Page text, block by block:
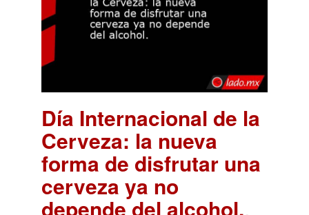
Día Internacional de la
Cerveza: la nueva
forma de disfrutar una
cerveza ya no
depende del alcohol..